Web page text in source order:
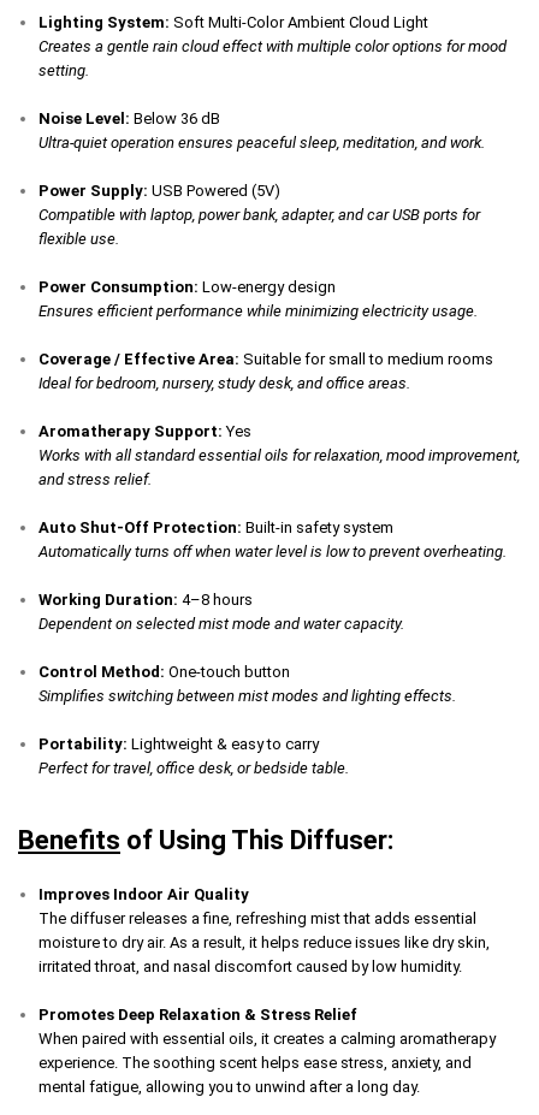
Lighting System: Soft Multi-Color Ambient Cloud Light
Creates a gentle rain cloud effect with multiple color options for mood
setting.
Noise Level: Below 36 dB
Ultra-quiet operation ensures peaceful sleep, meditation, and work.
Power Supply: USB Powered (5V)
Compatible with laptop, power bank, adapter, and car USB ports for
flexible use.
Power Consumption: Low-energy design
Ensures efficient performance while minimizing electricity usage.
Coverage / Effective Area: Suitable for small to medium rooms
Ideal for bedroom, nursery, study desk, and office areas.
Aromatherapy Support: Yes
Works with all standard essential oils for relaxation, mood improvement,
and stress relief.
Auto Shut-Off Protection: Built-in safety system
Automatically turns off when water level is low to prevent overheating.
Working Duration: 4–8 hours
Dependent on selected mist mode and water capacity.
Control Method: One-touch button
Simplifies switching between mist modes and lighting effects.
Portability: Lightweight & easy to carry
Perfect for travel, office desk, or bedside table.
Benefits of Using This Diffuser:
Improves Indoor Air Quality
The diffuser releases a fine, refreshing mist that adds essential
moisture to dry air. As a result, it helps reduce issues like dry skin,
irritated throat, and nasal discomfort caused by low humidity.
Promotes Deep Relaxation & Stress Relief
When paired with essential oils, it creates a calming aromatherapy
experience. The soothing scent helps ease stress, anxiety, and
mental fatigue, allowing you to unwind after a long day.